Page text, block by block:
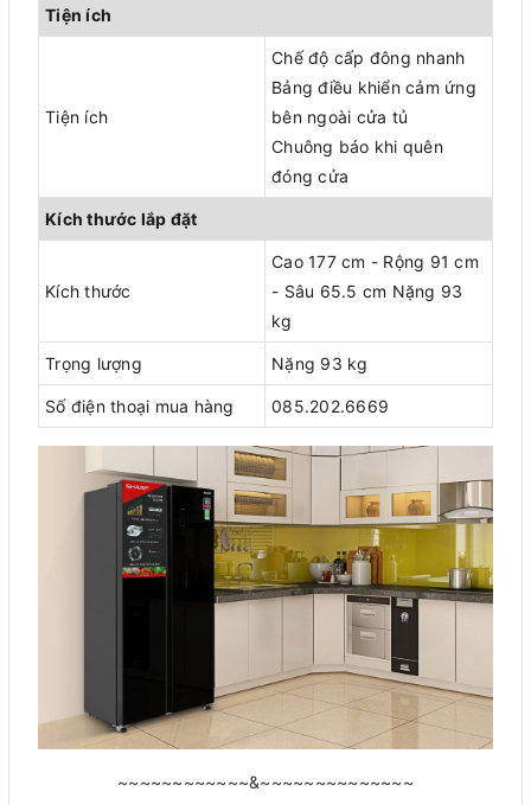
Tiện ích
Tiện ích
Chế độ cấp đông nhanh
Bảng điều khiển cảm ứng
bên ngoài cửa tủ
Chuông báo khi quên
đóng cửa
Kích thước lắp đặt
Kích thước
Cao 177 cm - Rộng 91 cm
- Sâu 65.5 cm Nặng 93
kg
Trọng lượng Nặng 93 kg
Số điện thoại mua hàng 085.202.6669
~~~~~~~~~~~~&~~~~~~~~~~~~~~